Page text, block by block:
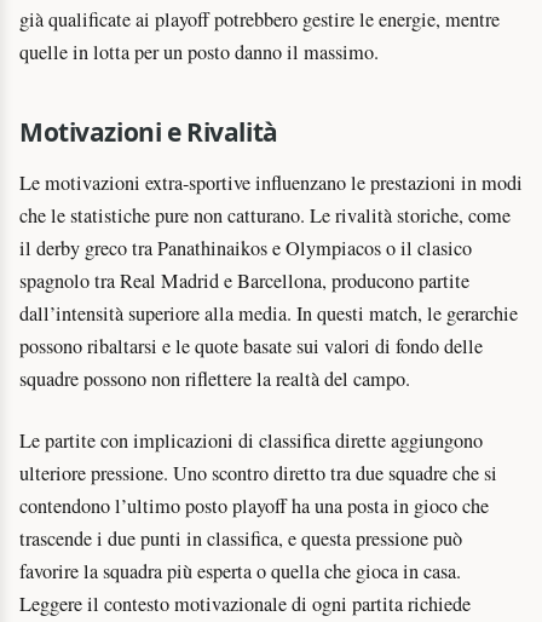
già qualificate ai playoff potrebbero gestire le energie, mentre
quelle in lotta per un posto danno il massimo.
Motivazioni e Rivalità
Le motivazioni extra-sportive influenzano le prestazioni in modi
che le statistiche pure non catturano. Le rivalità storiche, come
il derby greco tra Panathinaikos e Olympiacos o il clasico
spagnolo tra Real Madrid e Barcellona, producono partite
dall’intensità superiore alla media. In questi match, le gerarchie
possono ribaltarsi e le quote basate sui valori di fondo delle
squadre possono non riflettere la realtà del campo.
Le partite con implicazioni di classifica dirette aggiungono
ulteriore pressione. Uno scontro diretto tra due squadre che si
contendono l’ultimo posto playoff ha una posta in gioco che
trascende i due punti in classifica, e questa pressione può
favorire la squadra più esperta o quella che gioca in casa.
Leggere il contesto motivazionale di ogni partita richiede